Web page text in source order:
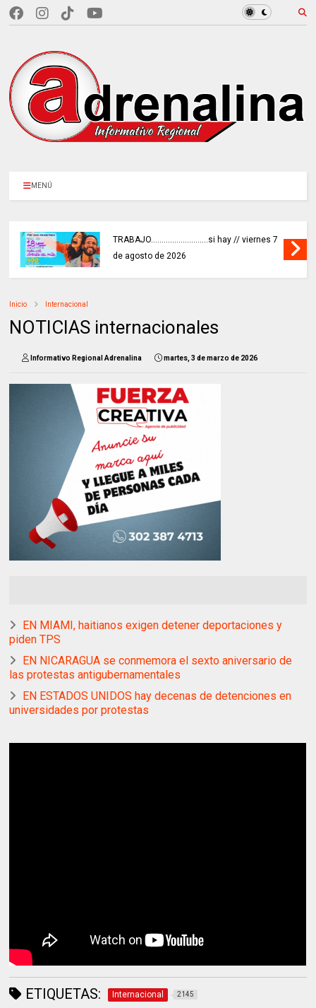
MENÚ
TRABAJO...........................si hay // viernes 7
de agosto de 2026
Inicio Internacional
NOTICIAS internacionales
Informativo Regional Adrenalina martes, 3 de marzo de 2026
EN MIAMI, haitianos exigen detener deportaciones y
piden TPS
EN NICARAGUA se conmemora el sexto aniversario de
las protestas antigubernamentales
EN ESTADOS UNIDOS hay decenas de detenciones en
universidades por protestas
ETIQUETAS: Internacional 2145